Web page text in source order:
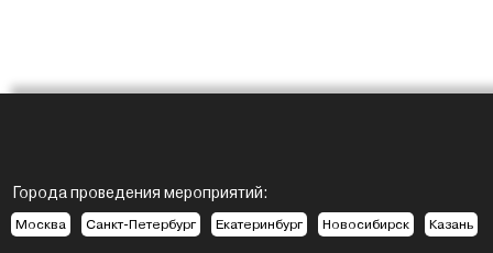
Города проведения мероприятий:
Москва Санкт-Петербург Екатеринбург Новосибирск Казань